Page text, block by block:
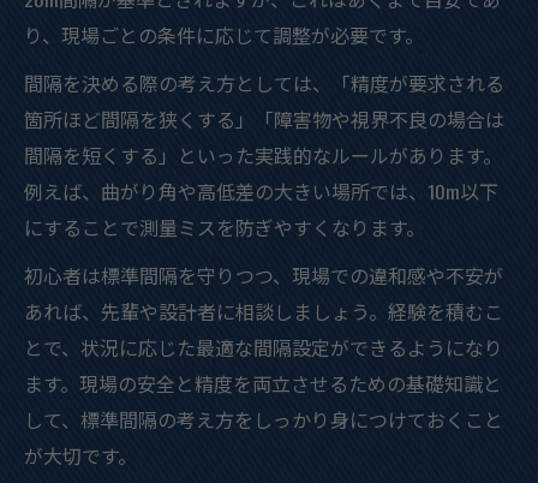
り、現場ごとの条件に応じて調整が必要です。
間隔を決める際の考え方としては、「精度が要求される
箇所ほど間隔を狭くする」「障害物や視界不良の場合は
間隔を短くする」といった実践的なルールがあります。
例えば、曲がり角や高低差の大きい場所では、10m以下
にすることで測量ミスを防ぎやすくなります。
初心者は標準間隔を守りつつ、現場での違和感や不安が
あれば、先輩や設計者に相談しましょう。経験を積むこ
とで、状況に応じた最適な間隔設定ができるようになり
ます。現場の安全と精度を両立させるための基礎知識と
して、標準間隔の考え方をしっかり身につけておくこと
が大切です。